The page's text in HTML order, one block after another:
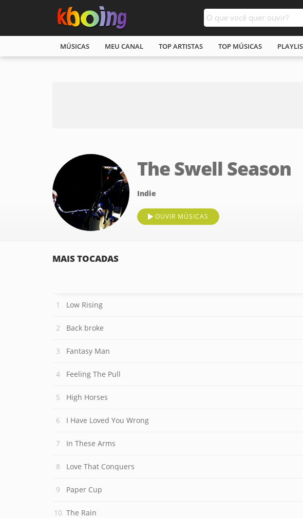
MÚSICAS MEU CANAL TOP ARTISTAS TOP MÚSICAS
The Swell Season
Indie
OUVIR MÚSICAS
MAIS TOCADAS
Low Rising
Back broke
Fantasy Man
Feeling The Pull
High Horses
I Have Loved You Wrong
In These Arms
Love That Conquers
Paper Cup
The Rain